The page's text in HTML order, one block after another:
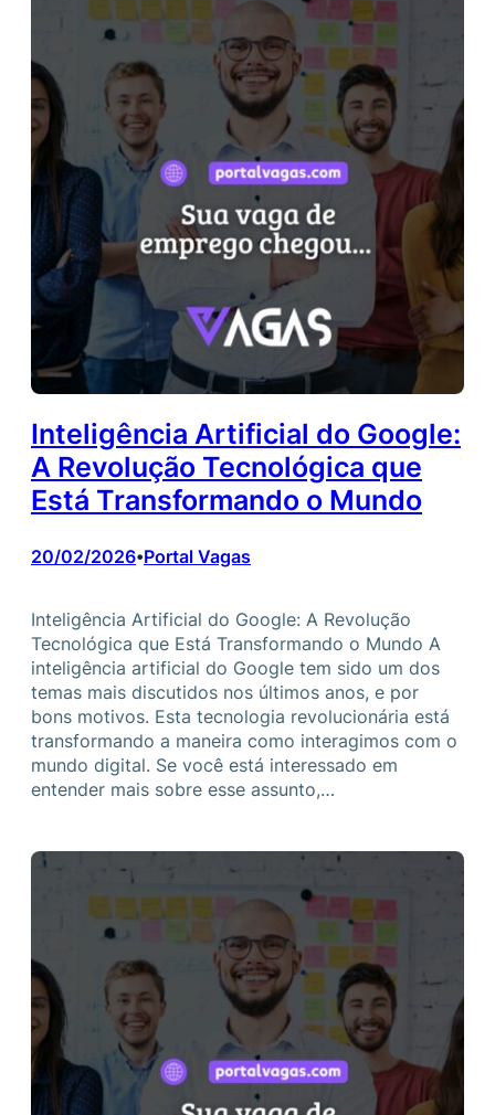
Inteligência Artificial do Google:
A Revolução Tecnológica que
Está Transformando o Mundo
20/02/2026•Portal Vagas
Inteligência Artificial do Google: A Revolução
Tecnológica que Está Transformando o Mundo A
inteligência artificial do Google tem sido um dos
temas mais discutidos nos últimos anos, e por
bons motivos. Esta tecnologia revolucionária está
transformando a maneira como interagimos com o
mundo digital. Se você está interessado em
entender mais sobre esse assunto,…